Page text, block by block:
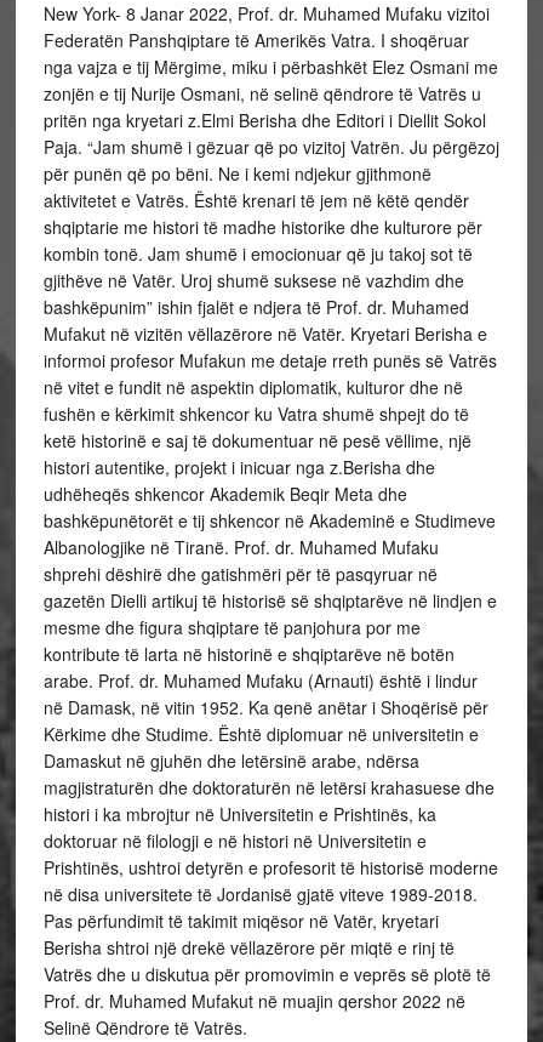
New York- 8 Janar 2022, Prof. dr. Muhamed Mufaku vizitoi
Federatën Panshqiptare të Amerikës Vatra. I shoqëruar
nga vajza e tij Mërgime, miku i përbashkët Elez Osmani me
zonjën e tij Nurije Osmani, në selinë qëndrore të Vatrës u
pritën nga kryetari z.Elmi Berisha dhe Editori i Diellit Sokol
Paja. “Jam shumë i gëzuar që po vizitoj Vatrën. Ju përgëzoj
për punën që po bëni. Ne i kemi ndjekur gjithmonë
aktivitetet e Vatrës. Është krenari të jem në këtë qendër
shqiptarie me histori të madhe historike dhe kulturore për
kombin tonë. Jam shumë i emocionuar që ju takoj sot të
gjithëve në Vatër. Uroj shumë suksese në vazhdim dhe
bashkëpunim” ishin fjalët e ndjera të Prof. dr. Muhamed
Mufakut në vizitën vëllazërore në Vatër. Kryetari Berisha e
informoi profesor Mufakun me detaje rreth punës së Vatrës
në vitet e fundit në aspektin diplomatik, kulturor dhe në
fushën e kërkimit shkencor ku Vatra shumë shpejt do të
ketë historinë e saj të dokumentuar në pesë vëllime, një
histori autentike, projekt i inicuar nga z.Berisha dhe
udhëheqës shkencor Akademik Beqir Meta dhe
bashkëpunëtorët e tij shkencor në Akademinë e Studimeve
Albanologjike në Tiranë. Prof. dr. Muhamed Mufaku
shprehi dëshirë dhe gatishmëri për të pasqyruar në
gazetën Dielli artikuj të historisë së shqiptarëve në lindjen e
mesme dhe figura shqiptare të panjohura por me
kontribute të larta në historinë e shqiptarëve në botën
arabe. Prof. dr. Muhamed Mufaku (Arnauti) është i lindur
në Damask, në vitin 1952. Ka qenë anëtar i Shoqërisë për
Kërkime dhe Studime. Është diplomuar në universitetin e
Damaskut në gjuhën dhe letërsinë arabe, ndërsa
magjistraturën dhe doktoraturën në letërsi krahasuese dhe
histori i ka mbrojtur në Universitetin e Prishtinës, ka
doktoruar në filologji e në histori në Universitetin e
Prishtinës, ushtroi detyrën e profesorit të historisë moderne
në disa universitete të Jordanisë gjatë viteve 1989-2018.
Pas përfundimit të takimit miqësor në Vatër, kryetari
Berisha shtroi një drekë vëllazërore për miqtë e rinj të
Vatrës dhe u diskutua për promovimin e veprës së plotë të
Prof. dr. Muhamed Mufakut në muajin qershor 2022 në
Selinë Qëndrore të Vatrës.